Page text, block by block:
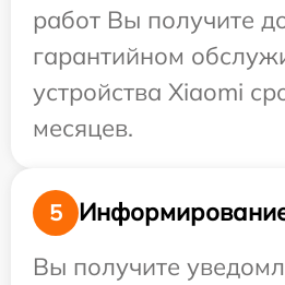
работ Вы получите
гарантийном
устройства Xiaomi
месяцев.
5
Вы получите